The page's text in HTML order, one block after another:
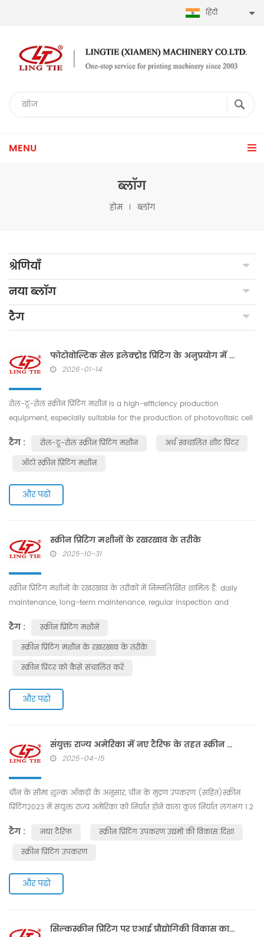
हिंदी
MENU
ब्लॉग
होम ब्लॉग
श्रेणियाँ
नया ब्लॉग
टैग
फोटोवोल्टिक सेल इलेक्ट्रोड प्रिंटिंग के अनुप्रयोग में रोल-टू-रोल स्क्रीन प्रिंटिंग मशीन
2026-01-14
रोल-टू-रोल स्क्रीन प्रिंटिंग मशीन is a high-efficiency production
equipment, especially suitable for the production of photovoltaic cell
improving production efficiency. In the manufacturing process of
photovoltaic cells, electrode printing is a key step that directly affects
टैग : रोल-टू-रोल स्क्रीन प्रिंटिंग मशीन
अर्ध स्वचालित शीट प्रिंटर
ऑटो स्क्रीन प्रिंटिंग मशीन
और पढो
स्क्रीन प्रिंटिंग मशीनों के रखरखाव के तरीके
2025-10-31
स्क्रीन प्रिंटिंग मशीनों के रखरखाव के तरीकों में निम्नलिखित शामिल हैं: daily
maintenance, long-term maintenance, regular inspection and
maintenance Before operating the screen printing machine , the
operator should first check whether there is dust left by chips at the
junction of the movable guide rail surface of the screen printing
machine, ...
टैग :
स्क्रीन प्रिंटिंग मशीनें
स्क्रीन प्रिंटिंग मशीन के रखरखाव के तरीके
स्क्रीन प्रिंटर को कैसे संचालित करें
और पढो
संयुक्त राज्य अमेरिका में नए टैरिफ के तहत स्क्रीन प्रिंटिंग उपकरण उद्यमों की विकास दिशा
2025-04-15
चीन के सीमा शुल्क आँकड़ों के अनुसार, चीन के मुद्रण उपकरण (सहित)स्क्रीन
प्रिंटिंग2023 में संयुक्त राज्य अमेरिका को निर्यात होने वाला कुल निर्यात लगभग 1.2
15%~18% होगा। उनमें से: - स्क्रीन प्रिंटिंग मशीनों का हिस्सा लगभग 15% (लगभग
180 मिलियन डॉलर) है। - डिजिटल प्रिंटिंग उपकरण तेजी से बढ़े (जैसे, यूवी
टैग : नया टैरिफ
स्क्रीन प्रिंटिंग उपकरण उद्यमों की विकास दिशा
स्क्रीन प्रिंटिंग उपकरण
और पढो
सिल्कस्क्रीन प्रिंटिंग पर एआई प्रौद्योगिकी विकास का प्रभाव